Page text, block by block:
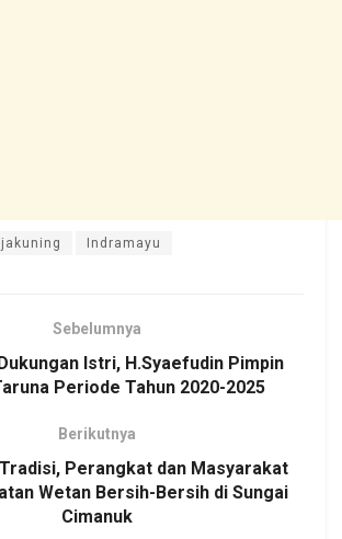
Indramayu
Sebelumnya
Istri, H.Syaefudin Pimpin
Periode Tahun 2020-2025
Berikutnya
Perangkat dan Masyarakat
Wetan Bersih-Bersih di Sungai
Cimanuk